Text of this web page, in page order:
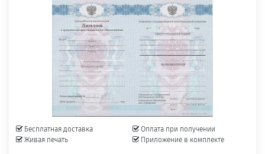
Бесплатная доставка
Живая печать
Оплата при получении
Приложение в комплекте